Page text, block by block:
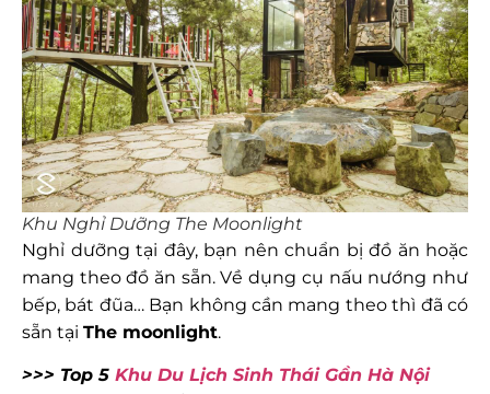
Khu Nghỉ Dưỡng The Moonlight
Nghỉ dưỡng tại đây, bạn nên chuẩn bị đồ ăn hoặc
mang theo đồ ăn sẵn. Về dụng cụ nấu nướng như
bếp, bát đũa… Bạn không cần mang theo thì đã có
sẵn tại The moonlight.
>>> Top 5 Khu Du Lịch Sinh Thái Gần Hà Nội